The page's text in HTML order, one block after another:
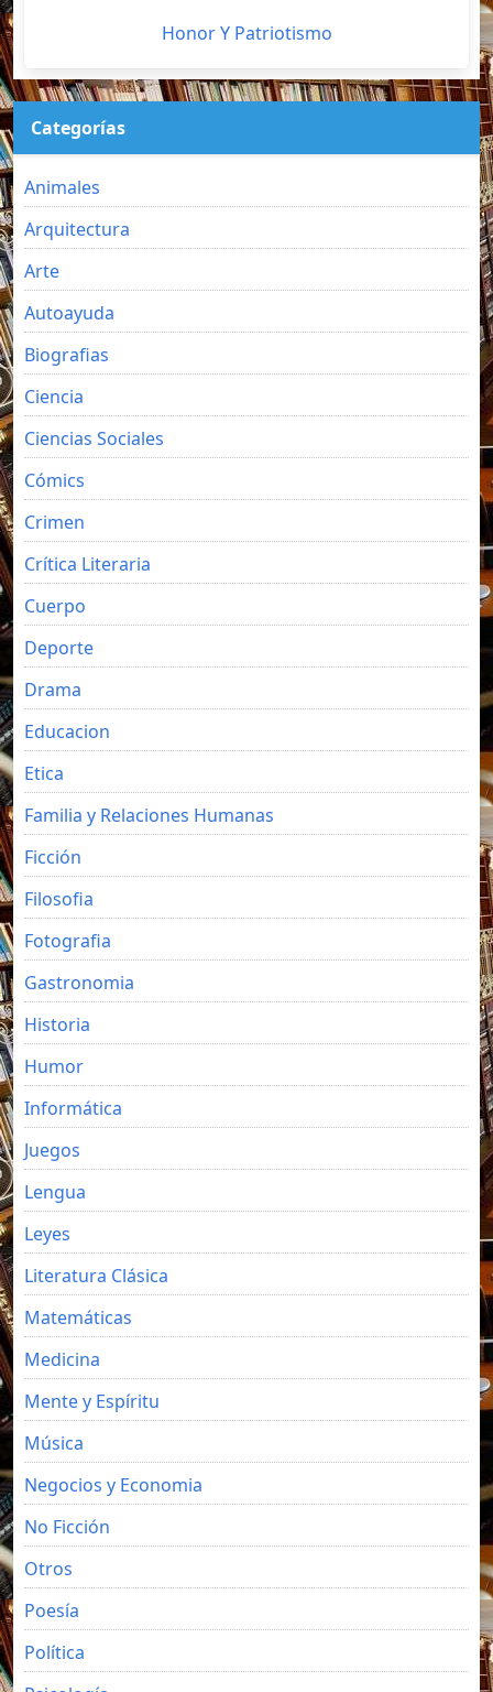
Honor Y Patriotismo
Categorías
Animales
Arquitectura
Arte
Autoayuda
Biografias
Ciencia
Ciencias Sociales
Cómics
Crimen
Crítica Literaria
Cuerpo
Deporte
Drama
Educacion
Etica
Familia y Relaciones Humanas
Ficción
Filosofia
Fotografia
Gastronomia
Historia
Humor
Informática
Juegos
Lengua
Leyes
Literatura Clásica
Matemáticas
Medicina
Mente y Espíritu
Música
Negocios y Economia
No Ficción
Otros
Poesía
Política